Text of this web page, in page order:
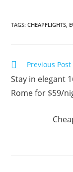
TAGS:CHEAPFLIGHTS,
Read
articles
Previous Post
Stay in elegant
Rome for $59/